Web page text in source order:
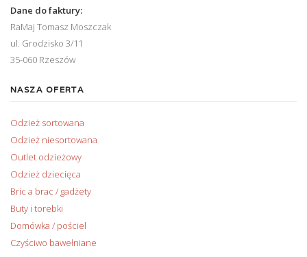
Dane do faktury:
RaMaj Tomasz Moszczak
ul. Grodzisko 3/11
35-060 Rzeszów
NASZA OFERTA
Odzież sortowana
Odzież niesortowana
Outlet odzieżowy
Odzież dziecięca
Bric a brac / gadżety
Buty i torebki
Domówka / pościel
Czyściwo bawełniane